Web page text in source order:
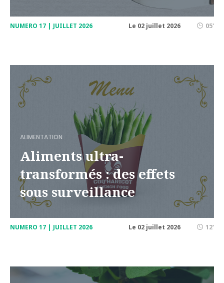
NUMERO 17 | JUILLET 2026 Le 02 juillet 2026 05'
ALIMENTATION
Aliments ultra-
transformés : des effets
sous surveillance
NUMERO 17 | JUILLET 2026 Le 02 juillet 2026 12'